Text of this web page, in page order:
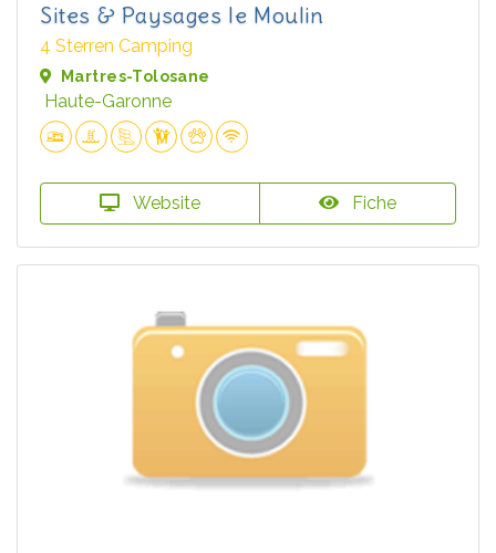
Sites & Paysages le Moulin
4 Sterren Camping
Martres-Tolosane
Haute-Garonne
Website Fiche